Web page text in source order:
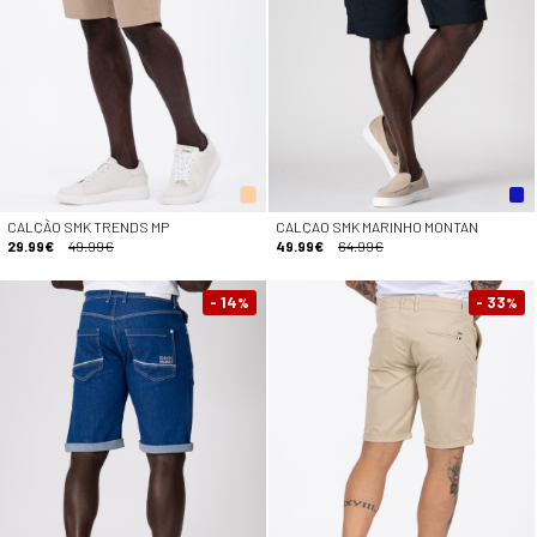
CALÇÃO SMK TRENDS MP
29.99€
49.99€
CALÇAO SMK MARINHO MONTAN
49.99€
64.99€
- 14% - 33%